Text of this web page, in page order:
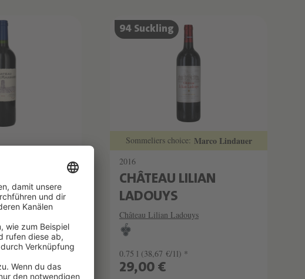
Sommeliers choice: Marco Lindauer
94 Suckling
2016
CHÂTEAU LILIAN
LADOUYS
Château Lilian Ladouys
0.75 l (38,67 €/1l) *
29,00 €